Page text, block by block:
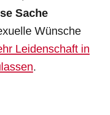
Sache
Wünsche
Leidenschaft in
.